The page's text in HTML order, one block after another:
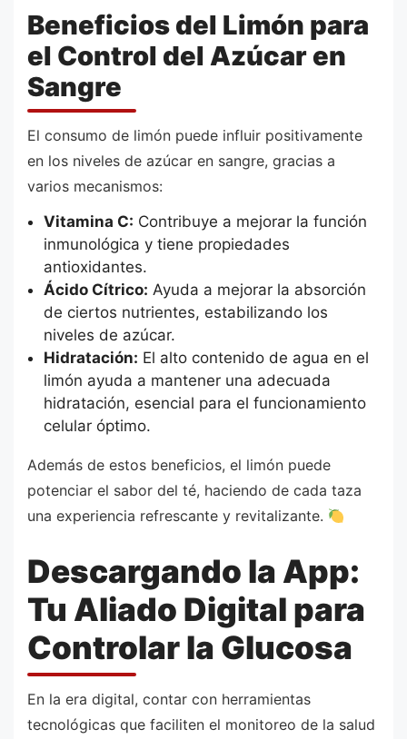
Beneficios del Limón para
el Control del Azúcar en
Sangre
El consumo de limón puede influir positivamente
en los niveles de azúcar en sangre, gracias a
varios mecanismos:
Vitamina C: Contribuye a mejorar la función
inmunológica y tiene propiedades
antioxidantes.
Ácido Cítrico: Ayuda a mejorar la absorción
de ciertos nutrientes, estabilizando los
niveles de azúcar.
Hidratación: El alto contenido de agua en el
limón ayuda a mantener una adecuada
hidratación, esencial para el funcionamiento
celular óptimo.
Además de estos beneficios, el limón puede
potenciar el sabor del té, haciendo de cada taza
una experiencia refrescante y revitalizante.
Descargando la App:
Tu Aliado Digital para
Controlar la Glucosa
En la era digital, contar con herramientas
tecnológicas que faciliten el monitoreo de la salud